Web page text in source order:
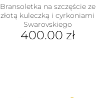
Bransoletka na szczęście ze
złotą kuleczką i cyrkoniami
Swarovskiego
400.00 zł